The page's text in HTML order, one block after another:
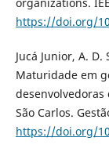
https://doi.org/
Jucá Junior, A. D.
Maturidade em
desenvolvedoras
São Carlos.
https://doi.org/